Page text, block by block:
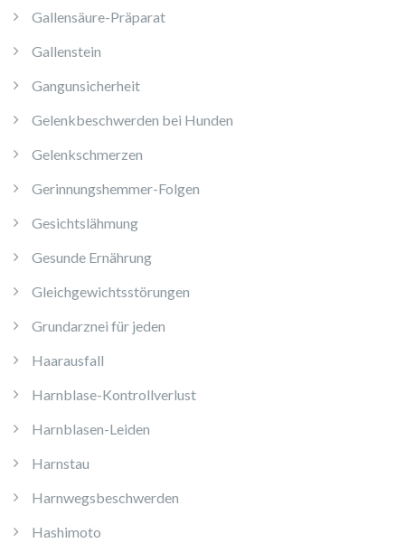
Gallensäure-Präparat
Gallenstein
Gangunsicherheit
Gelenkbeschwerden bei Hunden
Gelenkschmerzen
Gerinnungshemmer-Folgen
Gesichtslähmung
Gesunde Ernährung
Gleichgewichtsstörungen
Grundarznei für jeden
Haarausfall
Harnblase-Kontrollverlust
Harnblasen-Leiden
Harnstau
Harnwegsbeschwerden
Hashimoto